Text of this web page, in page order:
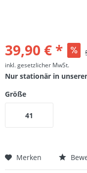
39,90 € *
inkl. gesetzlicher MwSt.
Nur stationär in
Größe
41
Merken